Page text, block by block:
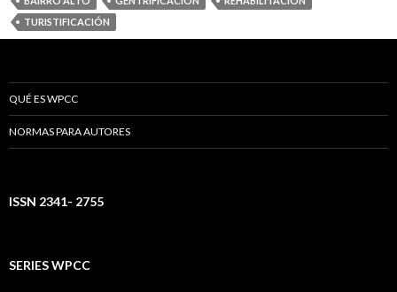
TURISTIFICACIÓN
QUÉ ES WPCC
NORMAS PARA AUTORES
ISSN 2341- 2755
SERIES WPCC